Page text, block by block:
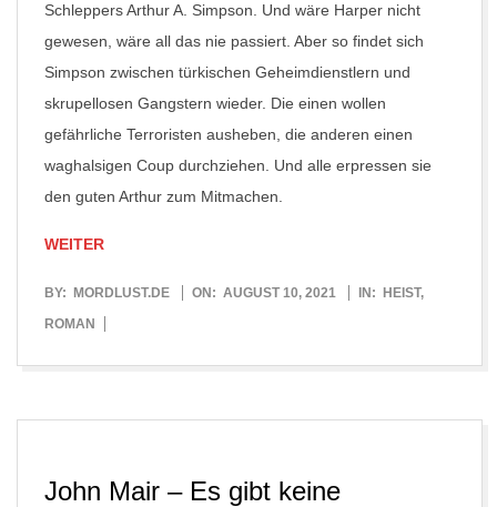
Schleppers Arthur A. Simpson. Und wäre Harper nicht
gewesen, wäre all das nie passiert. Aber so findet sich
Simpson zwischen türkischen Geheimdienstlern und
skrupellosen Gangstern wieder. Die einen wollen
gefährliche Terroristen ausheben, die anderen einen
waghalsigen Coup durchziehen. Und alle erpressen sie
den guten Arthur zum Mitmachen.
WEITER
2021-
08-
BY: MORDLUST.DE ON: AUGUST 10, 2021 IN: HEIST,
ROMAN
John Mair – Es gibt keine